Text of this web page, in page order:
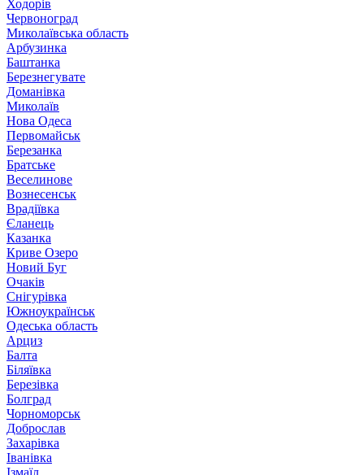
Ходорів
Червоноград
Миколаївська область
Арбузинка
Баштанка
Березнегувате
Доманівка
Миколаїв
Нова Одеса
Первомайськ
Березанка
Братське
Веселинове
Вознесенськ
Врадіївка
Єланець
Казанка
Криве Озеро
Новий Буг
Очаків
Снігурівка
Южноукраїнськ
Одеська область
Арциз
Балта
Біляївка
Березівка
Болград
Чорноморськ
Доброслав
Захарівка
Іванівка
Ізмаїл